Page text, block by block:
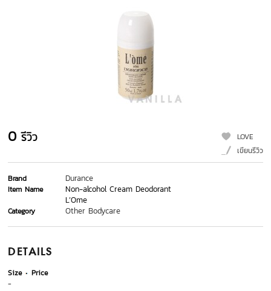
0 รีวิว
LOVE
เขียนรีวิว
Brand Durance
Item Name
Non-alcohol Cream Deodorant
L’Ome
Category Other Bodycare
DETAILS
Size
Price
-